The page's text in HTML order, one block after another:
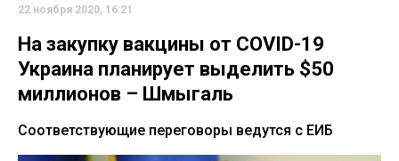
22 ноября 2020, 16:21
На закупку вакцины от COVID-19
Украина планирует выделить $50
миллионов – Шмыгаль
Соответствующие переговоры ведутся с ЕИБ